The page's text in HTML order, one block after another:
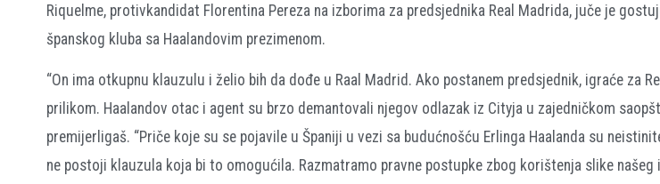
Riquelme, protivkandidat Florentina Pereza na izborima za predsjednika Real Madrida, juče je
španskog kluba sa Haalandovim prezimenom.
“On ima otkupnu klauzulu i želio bih da dođe u Raal Madrid. Ako postanem predsjednik, igraće za
prilikom. Haalandov otac i agent su brzo demantovali njegov odlazak iz Cityja u zajedničkom
premijerligaš. “Priče koje su se pojavile u Španiji u vezi sa budućnošću Erlinga Haalanda su
ne postoji klauzula koja bi to omogućila. Razmatramo pravne postupke zbog korištenja slike